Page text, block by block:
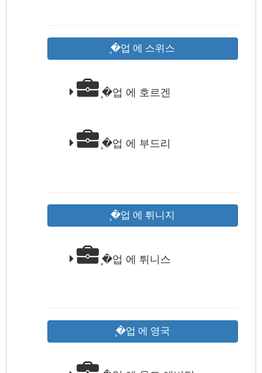
̧�업 에 스위스
̧�업 에 호르겐
̧�업 에 부드리
̧�업 에 튀니지
̧�업 에 튀니스
̧�업 에 영국